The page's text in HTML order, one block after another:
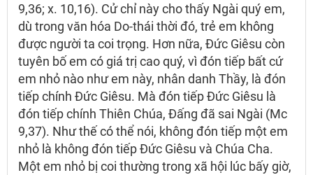
9,36; x. 10,16). Cử chỉ này cho thấy Ngài quý em,
dù trong văn hóa Do-thái thời đó, trẻ em không
được người ta coi trọng. Hơn nữa, Đức Giêsu còn
tuyên bố em có giá trị cao quý, vì đón tiếp bất cứ
em nhỏ nào như em này, nhân danh Thầy, là đón
tiếp chính Đức Giêsu. Mà đón tiếp Đức Giêsu là
đón tiếp chính Thiên Chúa, Đấng đã sai Ngài (Mc
9,37). Như thế có thể nói, không đón tiếp một em
nhỏ là không đón tiếp Đức Giêsu và Chúa Cha.
Một em nhỏ bị coi thường trong xã hội lúc bấy giờ,